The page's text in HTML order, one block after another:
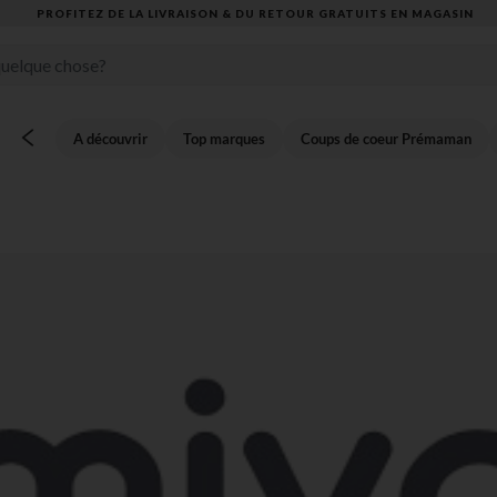
DE LA LIVRAISON & DU RETOUR GRATUITS EN MAGASIN​
A découvrir Top marques Coups de coeur Prémaman